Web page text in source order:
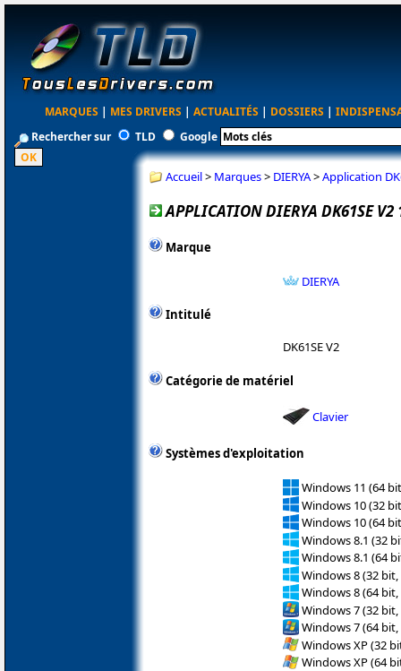
MARQUES | MES DRIVERS | ACTUALITÉS | DOSSIERS |
Rechercher sur
TLD Google
Accueil> Marques> DIERYA>Application
APPLICATION DIERYA DK61SE V2
Marque
DIERYA
Intitulé
DK61SE V2
Catégorie de matériel
Clavier
Systèmes d'exploitation
Windows 11 (64
Windows 10 (32
Windows 10 (64
Windows 8.1 (32
Windows 8.1 (64
Windows 8 (32 bit,
Windows 8 (64 bit,
Windows 7 (32 bit,
Windows 7 (64 bit,
Windows XP (32
Windows XP (64